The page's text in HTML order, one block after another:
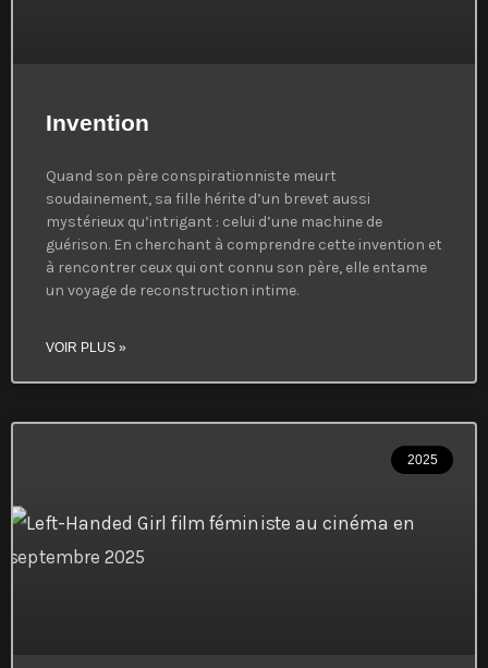
Invention
Quand son père conspirationniste meurt
soudainement, sa fille hérite d’un brevet aussi
mystérieux qu’intrigant : celui d’une machine de
guérison. En cherchant à comprendre cette invention et
à rencontrer ceux qui ont connu son père, elle entame
un voyage de reconstruction intime.
VOIR PLUS »
2025